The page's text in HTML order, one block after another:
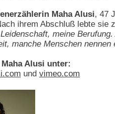
Maha Alusi, 47
ihrem Abschluß lebte sie
meine
manche Menschen
Alusi unter:
und vimeo.com